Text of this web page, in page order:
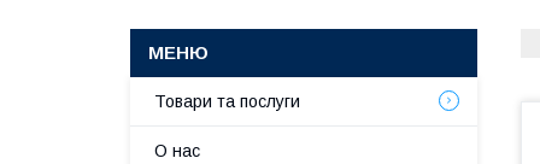
Товари та послуги
О нас